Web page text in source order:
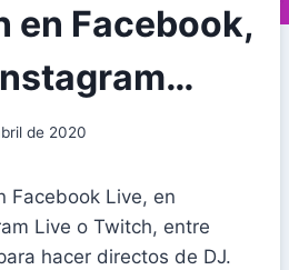
en Facebook,
de 2020
Facebook Live, en
Live o Twitch, entre
hacer directos de DJ.